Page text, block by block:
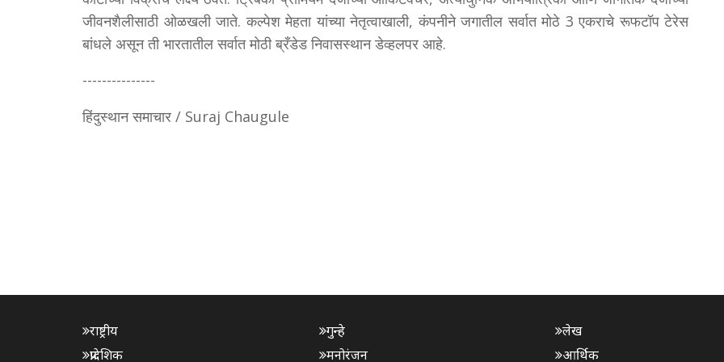
जीवनशैलीसाठी ओळखली जाते. कल्पेश मेहता यांच्या नेतृत्वाखाली, कंपनीने जगातील सर्वात मोठे 3 एकराचे रूफटॉप टेरेस
बांधले असून ती भारतातील सर्वात मोठी ब्रँडेड निवासस्थान डेव्हलपर आहे.
---------------
हिंदुस्थान समाचार / Suraj Chaugule
राष्ट्रीय
प्रादेशिक
गुन्हे
मनोरंजन
लेख
आर्थिक